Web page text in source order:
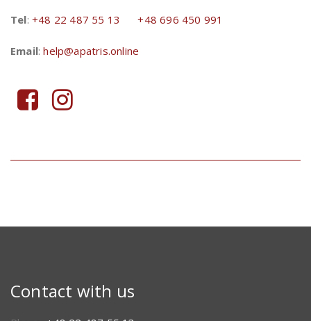
Tel:+48 22 487 55 13 +48 696 450 991
Email:help@apatris.online
Contact with us